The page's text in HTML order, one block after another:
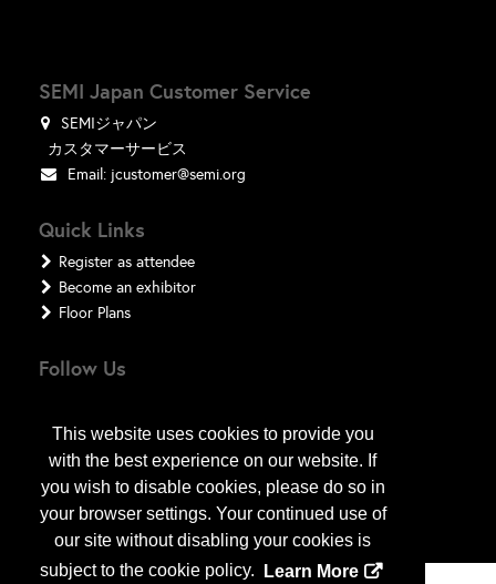
This website uses cookies to provide you
with the best experience on our website. If
you wish to disable cookies, please do so in
your browser settings. Your continued use of
our site without disabling your cookies is
subject to the cookie policy.
Learn More
SEMI Japan Customer Service
SEMIジャパン
カスタマーサービス
Email: jcustomer@semi.org
Quick Links
Register as attendee
Become an exhibitor
Floor Plans
Follow Us